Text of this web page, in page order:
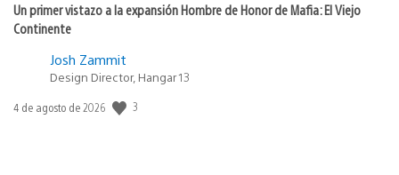
Un primer vistazo a la expansión Hombre de Honor de Mafia: El Viejo
Continente
Josh Zammit
Design Director, Hangar 13
Fecha
4 de agosto de 2026 3